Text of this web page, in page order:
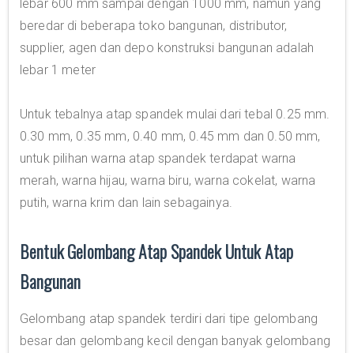
lebar 600 mm sampai dengan 1000 mm, namun yang
beredar di beberapa toko bangunan, distributor,
supplier, agen dan depo konstruksi bangunan adalah
lebar 1 meter
Untuk tebalnya atap spandek mulai dari tebal 0.25 mm.
0.30 mm, 0.35 mm, 0.40 mm, 0.45 mm dan 0.50 mm,
untuk pilihan warna atap spandek terdapat warna
merah, warna hijau, warna biru, warna cokelat, warna
putih, warna krim dan lain sebagainya.
Bentuk Gelombang Atap Spandek Untuk Atap
Bangunan
Gelombang atap spandek terdiri dari tipe gelombang
besar dan gelombang kecil dengan banyak gelombang